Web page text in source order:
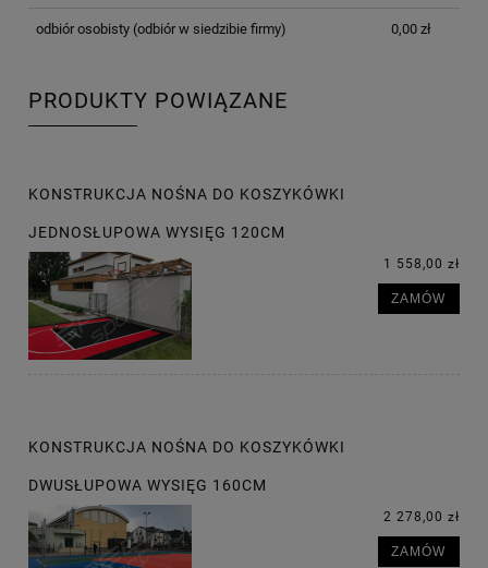
odbiór osobisty(odbiór w siedzibie firmy) 0,00 zł
PRODUKTY POWIĄZANE
KONSTRUKCJA NOŚNA DO KOSZYKÓWKI
JEDNOSŁUPOWA WYSIĘG 120CM
1 558,00 zł
ZAMÓW
KONSTRUKCJA NOŚNA DO KOSZYKÓWKI
DWUSŁUPOWA WYSIĘG 160CM
2 278,00 zł
ZAMÓW